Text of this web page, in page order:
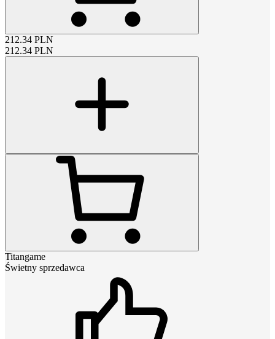
212.34 PLN
212.34 PLN
Titangame
Świetny sprzedawca